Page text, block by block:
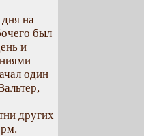
на
был
и
один
других